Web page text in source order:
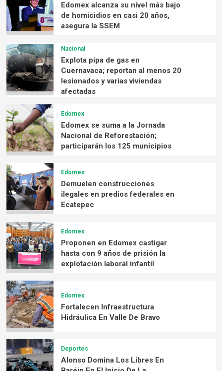
Edomex alcanza su nivel más bajo
de homicidios en casi 20 años,
asegura la SSEM
Nacional
Explota pipa de gas en
Cuernavaca; reportan al menos 20
lesionados y varias viviendas
afectadas
Edomex
Edomex se suma a la Jornada
Nacional de Reforestación;
participarán los 125 municipios
Edomex
Demuelen construcciones
ilegales en predios federales en
Ecatepec
Edomex
Proponen en Edomex castigar
hasta con 9 años de prisión la
explotación laboral infantil
Edomex
Fortalecen Infraestructura
Hidráulica En Valle De Bravo
Deportes
Alonso Domina Los Libres En